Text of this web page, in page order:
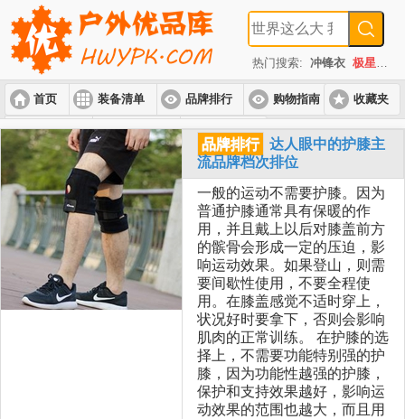
热门搜索: 冲锋衣 极星
首页 装备清单 品牌排行 购物指南
入门套装 进阶套装 高端套装
收藏夹
品牌排行
达人眼中的护膝主
流品牌档次排位
一般的运动不需要护膝。因为
普通护膝通常具有保暖的作
用，并且戴上以后对膝盖前方
的髌骨会形成一定的压迫，影
响运动效果。如果登山，则需
要间歇性使用，不要全程使
用。在膝盖感觉不适时穿上，
状况好时要拿下，否则会影响
肌肉的正常训练。 在护膝的选
择上，不需要功能特别强的护
膝，因为功能性越强的护膝，
保护和支持效果越好，影响运
动效果的范围也越大，而且用